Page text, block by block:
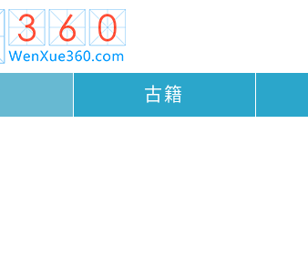
古籍